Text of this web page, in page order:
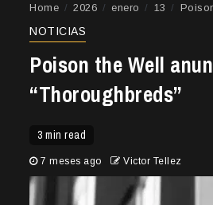
Home 2026 enero 13
NOTICIAS
Poison the Well
“Thoroughbreds”
3 min read
7 meses ago Victor Tellez